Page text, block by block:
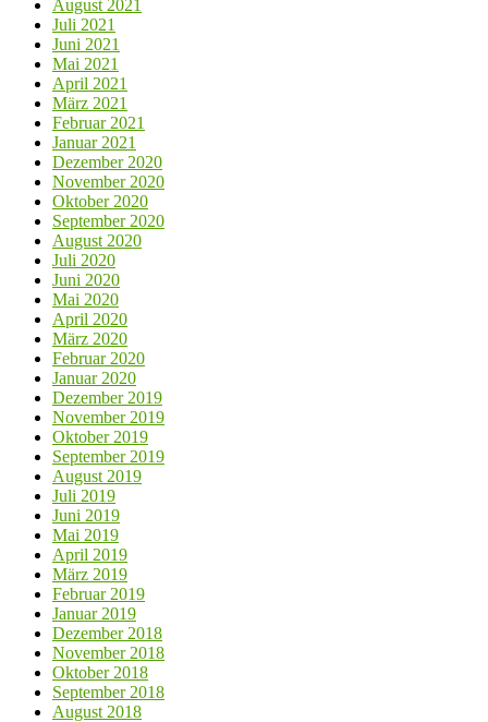
August 2021
Juli 2021
Juni 2021
Mai 2021
April 2021
März 2021
Februar 2021
Januar 2021
Dezember 2020
November 2020
Oktober 2020
September 2020
August 2020
Juli 2020
Juni 2020
Mai 2020
April 2020
März 2020
Februar 2020
Januar 2020
Dezember 2019
November 2019
Oktober 2019
September 2019
August 2019
Juli 2019
Juni 2019
Mai 2019
April 2019
März 2019
Februar 2019
Januar 2019
Dezember 2018
November 2018
Oktober 2018
September 2018
August 2018